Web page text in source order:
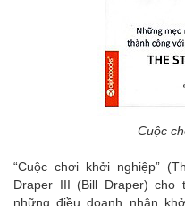
Cuộc
“Cuộc chơi khởi nghiệp”
Draper III (Bill Draper)
những điều doanh nhân